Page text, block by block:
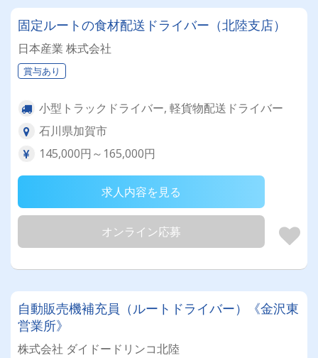
固定ルートの食材配送ドライバー（北陸支店）
日本産業 株式会社
賞与あり
小型トラックドライバー, 軽貨物配送ドライバー
石川県加賀市
145,000円～165,000円
求人内容を見る
オンライン応募
自動販売機補充員（ルートドライバー）《金沢東
営業所》
株式会社 ダイドードリンコ北陸